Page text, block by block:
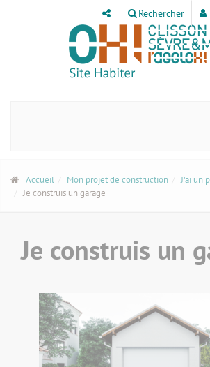
Rechercher
Accueil Mon projet de construction
J'ai un
Je construis un garage
Je construis un
Panneau de gestion des cookies